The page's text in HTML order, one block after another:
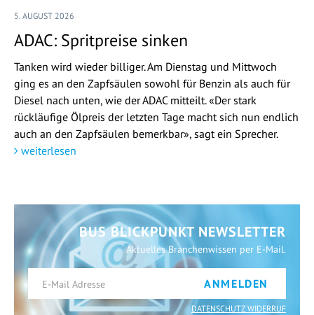
5. AUGUST 2026
ADAC: Spritpreise sinken
Tanken wird wieder billiger. Am Dienstag und Mittwoch
ging es an den Zapfsäulen sowohl für Benzin als auch für
Diesel nach unten, wie der ADAC mitteilt. «Der stark
rückläufige Ölpreis der letzten Tage macht sich nun endlich
auch an den Zapfsäulen bemerkbar», sagt ein Sprecher.
weiterlesen
BUS BLICKPUNKT NEWSLETTER
Aktuelles Branchenwissen per E-Mail.
ANMELDEN
DATENSCHUTZ WIDERRUF